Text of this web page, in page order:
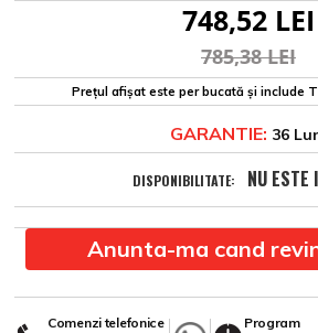
748,52 LEI
785,38 LEI
Prețul afișat este per bucată și include
GARANTIE: 36
DISPONIBILITATE: NU ESTE
Anunta-ma cand
Comenzi telefonice Program